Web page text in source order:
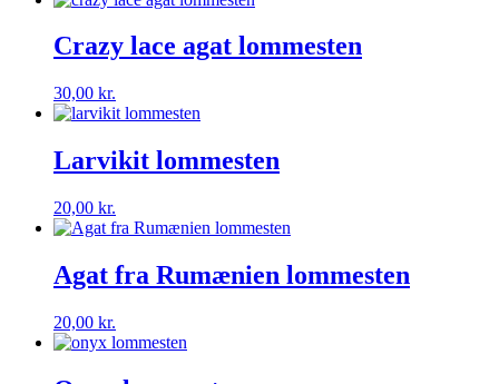
Crazy lace agat lommesten
30,00 kr.
Larvikit lommesten
20,00 kr.
Agat fra Rumænien lommesten
20,00 kr.